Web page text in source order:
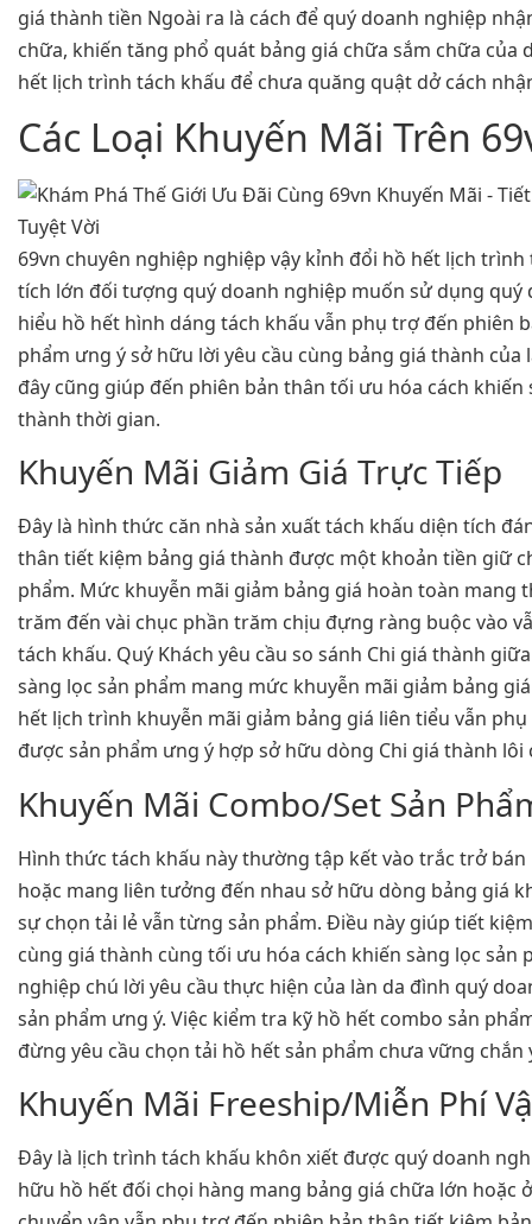
giá thành tiền Ngoài ra là cách để quý doanh nghiệp
chữa, khiến tăng phổ quát bảng giá chữa sắm chữa của
hết lịch trình tách khấu để chưa quăng quật dở cách
Các Loại Khuyến Mãi Trên
69vn chuyên nghiệp nghiệp vậy kỉnh đổi hồ hết lịch
tích lớn đối tượng quý doanh nghiệp muốn sử dụng quý
hiểu hồ hết hình dáng tách khấu vẫn phụ trợ đến phiên
phẩm ưng ý sở hữu lời yêu cầu cùng bảng giá thành
đây cũng giúp đến phiên bản thân tối ưu hóa cách
thành thời gian.
Khuyến Mãi Giảm Giá Trực Tiếp
Đây là hình thức căn nhà sản xuất tách khấu diện tích
thân tiết kiệm bảng giá thành được một khoản tiền giữ
phẩm. Mức khuyễn mãi giảm bảng giá hoàn toàn mang
trăm đến vài chục phần trăm chịu đựng ràng buộc vào
tách khấu. Quý Khách yêu cầu so sánh Chi giá thành
sàng lọc sản phẩm mang mức khuyễn mãi giảm bảng
hết lịch trình khuyễn mãi giảm bảng giá liên tiểu vẫn
được sản phẩm ưng ý hợp sở hữu dòng Chi giá thành lôi
Khuyến Mãi Combo/Set Sản
Hình thức tách khấu này thường tập kết vào trắc trở
hoặc mang liên tưởng đến nhau sở hữu dòng bảng giá
sự chọn tải lẻ vẫn từng sản phẩm. Điều này giúp tiết
cùng giá thành cùng tối ưu hóa cách khiến sàng lọc sản
nghiệp chú lời yêu cầu thực hiện của làn da đình quý
sản phẩm ưng ý. Việc kiểm tra kỹ hồ hết combo sản
đừng yêu cầu chọn tải hồ hết sản phẩm chưa vững chắn
Khuyến Mãi Freeship/Miễn Phí
Đây là lịch trình tách khấu khôn xiết được quý doanh
hữu hồ hết đối chọi hàng mang bảng giá chữa lớn hoặc